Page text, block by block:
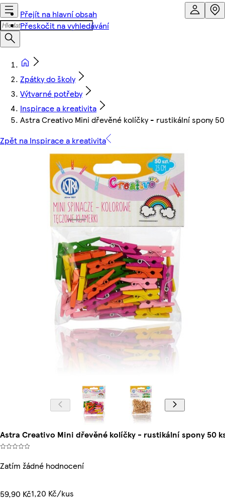
Přejít na hlavní obsah
Přeskočit na vyhledávání
Zpátky do školy
Výtvarné potřeby
Inspirace a kreativita
Astra Creativo Mini dřevěné kolíčky - rustikální spony
Zpět na Inspirace a kreativita
Astra Creativo Mini dřevěné kolíčky - rustikální spony 50
Zatím žádné hodnocení
59,90 Kč1,20 Kč/kus